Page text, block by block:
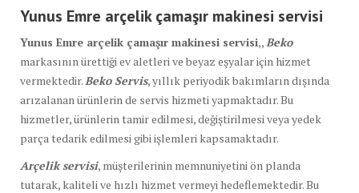
Yunus Emre arçelik çamaşır makinesi servisi
Yunus Emre arçelik çamaşır makinesi servisi,, Beko
markasının ürettiği ev aletleri ve beyaz eşyalar için hizmet
vermektedir. Beko Servis, yıllık periyodik bakımların dışında
arızalanan ürünlerin de servis hizmeti yapmaktadır. Bu
hizmetler, ürünlerin tamir edilmesi, değiştirilmesi veya yedek
parça tedarik edilmesi gibi işlemleri kapsamaktadır.
Arçelik servisi, müşterilerinin memnuniyetini ön planda
tutarak, kaliteli ve hızlı hizmet vermeyi hedeflemektedir. Bu